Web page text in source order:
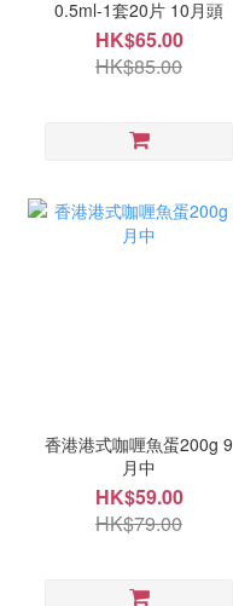
0.5ml-1套20片 10月頭
HK$65.00
HK$85.00
香港港式咖喱魚蛋200g 9
月中
HK$59.00
HK$79.00